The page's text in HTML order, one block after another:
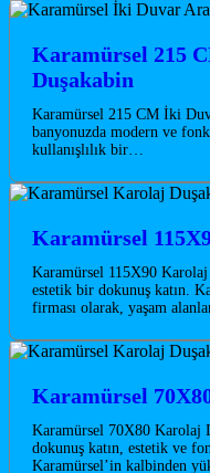
Karamürsel 215
Duşakabin
Karamürsel 215 CM İki
banyonuzda modern ve
kullanışlılık bir…
Karamürsel
Karamürsel 115X90
estetik bir dokunuş katın.
firması olarak, yaşam
Karamürsel
Karamürsel 70X80 Karolaj
dokunuş katın, estetik ve
Karamürsel’in kalbinden